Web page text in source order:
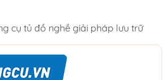
cụ tủ đồ nghề giải pháp lưu trữ